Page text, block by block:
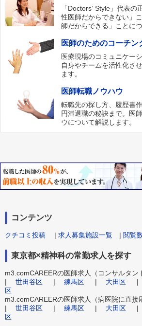
「Doctors‘ Style」代表
性医師だからできない」
師だからできる」ことに
医師のためのコーチン
医療現場のコミュニケー
自身やチームを活性化さ
ます。
医師転職ノウハウ
転職先の探し方、履歴書
円満退職の秘訣まで。医
ウについて解説します。
コンテンツ
クチコミ投稿 | 求人募集施設一覧 | 閲覧
東京都×精神科の常勤求人を探す
m3.comCAREERの医師求人（コンサルタン
| 世田谷区 | 練馬区 | 大田区
区
m3.comCAREERの医師求人（病医院に直接
| 世田谷区 | 練馬区 | 大田区
区